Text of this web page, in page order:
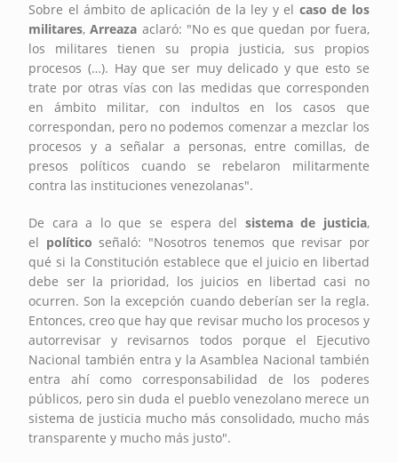
Sobre el ámbito de aplicación de la ley y el caso de los
militares,Arreaza aclaró: "No es que quedan por fuera,
los militares tienen su propia justicia, sus propios
procesos (…). Hay que ser muy delicado y que esto se
trate por otras vías con las medidas que corresponden
en ámbito militar, con indultos en los casos que
correspondan, pero no podemos comenzar a mezclar los
procesos y a señalar a personas, entre comillas, de
presos políticos cuando se rebelaron militarmente
contra las instituciones venezolanas".
De cara a lo que se espera del sistema de justicia,
el político señaló: "Nosotros tenemos que revisar por
qué si la Constitución establece que el juicio en libertad
debe ser la prioridad, los juicios en libertad casi no
ocurren. Son la excepción cuando deberían ser la regla.
Entonces, creo que hay que revisar mucho los procesos y
autorrevisar y revisarnos todos porque el Ejecutivo
Nacional también entra y la Asamblea Nacional también
entra ahí como corresponsabilidad de los poderes
públicos, pero sin duda el pueblo venezolano merece un
sistema de justicia mucho más consolidado, mucho más
transparente y mucho más justo".